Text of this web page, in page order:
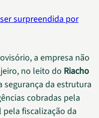
surpreendida por
a empresa não
no leito do Riacho
segurança da estrutura
cobradas pela
pela fiscalização da